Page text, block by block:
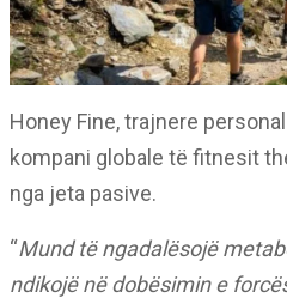
Honey Fine, trajnere
kompani globale të fitnesit
nga jeta pasive.
“Mund të ngadalësojë
ndikojë në dobësimin e